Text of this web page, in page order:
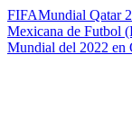
FIFAMundial Qatar
Mexicana de Futbol
Mundial del 2022 en